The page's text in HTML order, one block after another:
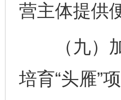
营主体提供
（九）加
培育“头雁”